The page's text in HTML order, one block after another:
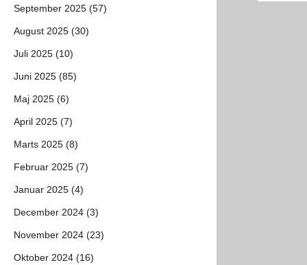
September 2025 (57)
August 2025 (30)
Juli 2025 (10)
Juni 2025 (85)
Maj 2025 (6)
April 2025 (7)
Marts 2025 (8)
Februar 2025 (7)
Januar 2025 (4)
December 2024 (3)
November 2024 (23)
Oktober 2024 (16)